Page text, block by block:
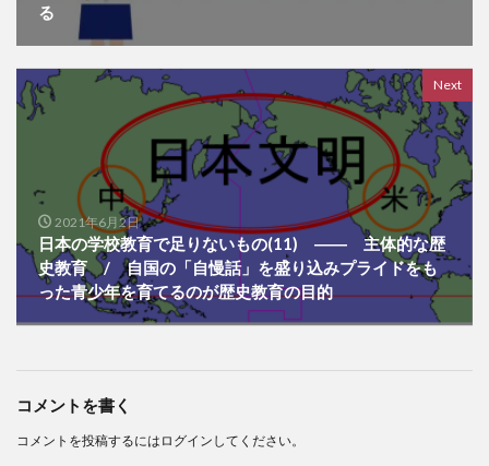
る
Next
2021年6月2日
日本の学校教育で足りないもの(11) ―― 主体的な歴
史教育 / 自国の「自慢話」を盛り込みプライドをも
った青少年を育てるのが歴史教育の目的
コメントを書く
コメントを投稿するには ログイン してください。